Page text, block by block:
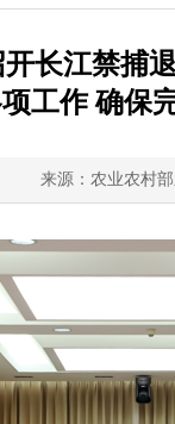
长江禁捕
工作 确保
来源：农业农村